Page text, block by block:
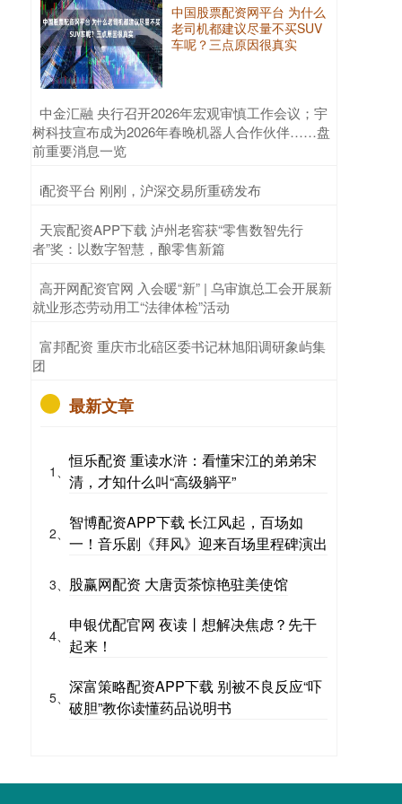
中国股票配资网平台 为什么
老司机都建议尽量不买SUV
车呢？三点原因很真实
​中金汇融 央行召开2026年宏观审慎工作会议；宇
树科技宣布成为2026年春晚机器人合作伙伴……盘
前重要消息一览
​i配资平台 刚刚，沪深交易所重磅发布
​天宸配资APP下载 泸州老窖获“零售数智先行
者”奖：以数字智慧，酿零售新篇
​高开网配资官网 入会暖“新” | 乌审旗总工会开展新
就业形态劳动用工“法律体检”活动
​富邦配资 重庆市北碚区委书记林旭阳调研象屿集
团
最新文章
1、
恒乐配资 重读水浒：看懂宋江的弟弟宋
清，才知什么叫“高级躺平”
2、
智博配资APP下载 长江风起，百场如
一！音乐剧《拜风》迎来百场里程碑演出
3、 股赢网配资 大唐贡茶惊艳驻美使馆
4、
申银优配官网 夜读丨想解决焦虑？先干
起来！
5、
深富策略配资APP下载 别被不良反应“吓
破胆”教你读懂药品说明书